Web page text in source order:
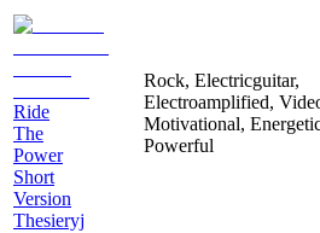
Ride
The
Power
Short
Version
Thesieryj
Rock, Electricguitar,
Electroamplified,
Motivational,
Powerful